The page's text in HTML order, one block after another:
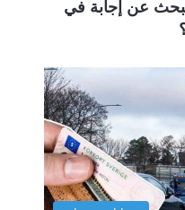
عن إجابة في